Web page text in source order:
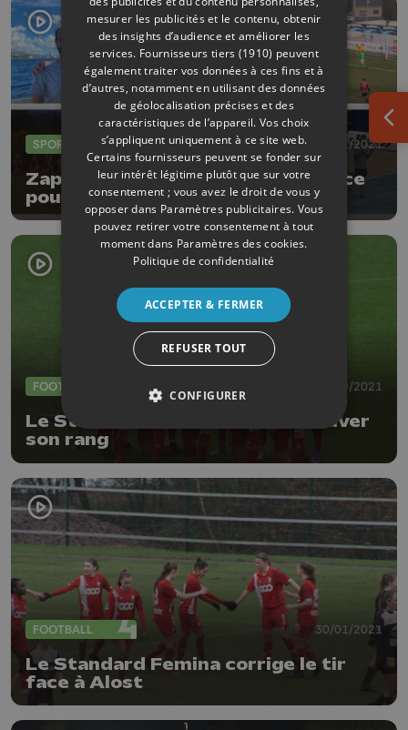
SPORTS 29/11/2021
Zapping sports : belle performance
pour Jonas Gerckens !
FOOTBALL 24/09/2021
Le Standard Fémina veut retrouver
son rang
FOOTBALL 30/01/2021
Le Standard Femina corrige le tir
face à Alost
mesurer les publicités et le contenu, obtenir
des insights d’audience et améliorer les
services. Fournisseurs tiers (1910) peuvent
également traiter vos données à ces fins et à
d’autres, notamment en utilisant des données
de géolocalisation précises et des
caractéristiques de l’appareil. Vos choix
s’appliquent uniquement à ce site web.
Certains fournisseurs peuvent se fonder sur
leur intérêt légitime plutôt que sur votre
consentement ; vous avez le droit de vous y
opposer dans Paramètres publicitaires. Vous
pouvez retirer votre consentement à tout
moment dans Paramètres des cookies.
Politique de confidentialité
ACCEPTER & FERMER
REFUSER TOUT
CONFIGURER